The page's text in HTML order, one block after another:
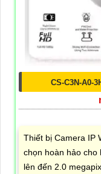
CS-C3N-A0-
Thiết bị Camera IP
chọn hoàn hảo cho
lên đến 2.0